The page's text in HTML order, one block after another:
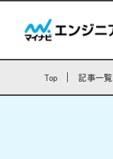
Top 記事一覧